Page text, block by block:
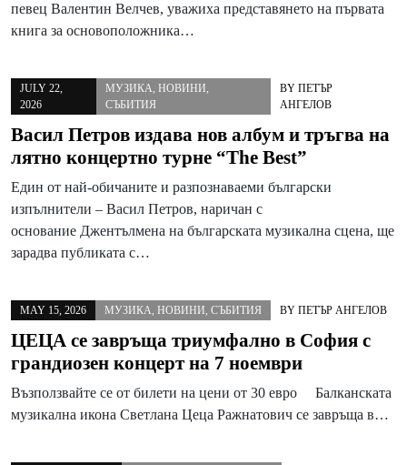
певец Валентин Велчев, уважиха представянето на първата
книга за основоположника…
JULY 22,
2026
МУЗИКА, НОВИНИ,
СЪБИТИЯ
BYПЕТЪР
АНГЕЛОВ
Васил Петров издава нов албум и тръгва на
лятно концертно турне “The Best”
Един от най-обичаните и разпознаваеми български
изпълнители – Васил Петров, наричан с
основание Джентълмена на българската музикална сцена, ще
зарадва публиката с…
MAY 15, 2026 МУЗИКА, НОВИНИ, СЪБИТИЯ BY ПЕТЪР АНГЕЛОВ
ЦЕЦА се завръща триумфално в София с
грандиозен концерт на 7 ноември
Възползвайте се от билети на цени от 30 евро Балканската
музикална икона Светлана Цеца Ражнатович се завръща в…